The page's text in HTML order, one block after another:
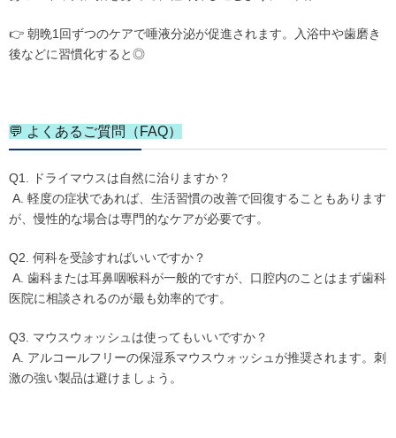
👉 朝晩1回ずつのケアで唾液分泌が促進されます。入浴中や歯磨き
後などに習慣化すると◎
💬 よくあるご質問（FAQ）
Q1. ドライマウスは自然に治りますか？
A. 軽度の症状であれば、生活習慣の改善で回復することもあります
が、慢性的な場合は専門的なケアが必要です。
Q2. 何科を受診すればいいですか？
A. 歯科または耳鼻咽喉科が一般的ですが、口腔内のことはまず歯科
医院に相談されるのが最も効率的です。
Q3. マウスウォッシュは使ってもいいですか？
A. アルコールフリーの保湿系マウスウォッシュが推奨されます。刺
激の強い製品は避けましょう。